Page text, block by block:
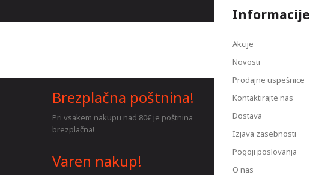
Brezplačna poštnina!
Pri vsakem nakupu nad 80€ je poštnina
brezplačna!
Varen nakup!
Informacije
Akcije
Novosti
Prodajne uspešnice
Kontaktirajte nas
Dostava
Izjava zasebnosti
Pogoji poslovanja
O nas